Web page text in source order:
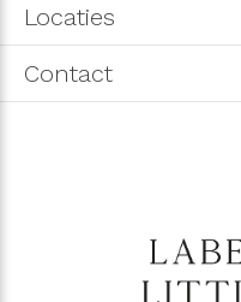
Locaties
Contact